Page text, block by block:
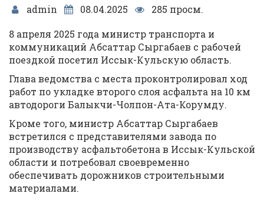
admin 08.04.2025
285 просм.
8 апреля 2025 года министр транспорта и
коммуникаций Абсаттар Сыргабаев с рабочей
поездкой посетил Иссык-Кульскую область.
Глава ведомства с места проконтролировал ход
работ по укладке второго слоя асфальта на 10 км
автодороги Балыкчи-Чолпон-Ата-Корумду.
Кроме того, министр Абсаттар Сыргабаев
встретился с представителями завода по
производству асфальтобетона в Иссык-Кульской
области и потребовал своевременно
обеспечивать дорожников строительными
материалами.